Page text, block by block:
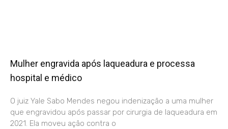
Mulher engravida após laqueadura e processa
hospital e médico
O juiz Yale Sabo Mendes negou indenização a uma mulher
que engravidou após passar por cirurgia de laqueadura em
2021. Ela moveu ação contra o